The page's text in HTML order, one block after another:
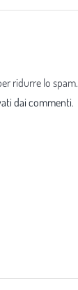
ridurre lo spam.
dai commenti.